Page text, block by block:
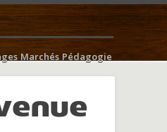
Marchés Pédagogie